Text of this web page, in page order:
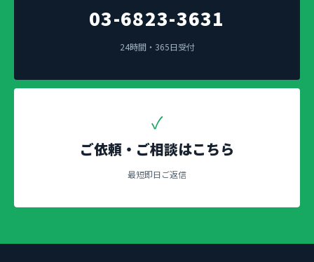
03-6823-3631
24時間・365日受付
✓
ご依頼・ご相談はこちら
最短即日ご返信